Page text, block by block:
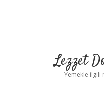
Lezzet
Yemekle ilgili